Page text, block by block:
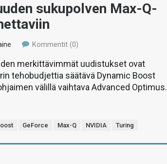
sukupolven Max-Q-
Kommentit (0)
merkittävimmät uudistukset ovat
tehobudjettia säätävä Dynamic Boost
välillä vaihtava Advanced Optimus.
GeForce Max-Q NVIDIA Turing